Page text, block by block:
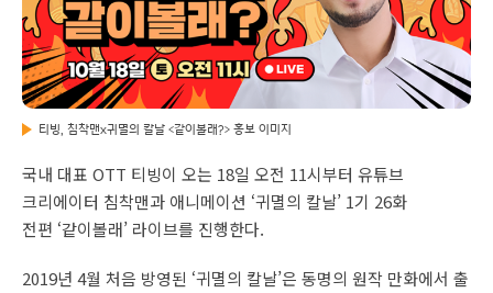
티빙, 침착맨x귀멸의 칼날 <같이볼래?> 홍보 이미지
국내 대표 OTT 티빙이 오는 18일 오전 11시부터 유튜브
크리에이터 침착맨과 애니메이션 ‘귀멸의 칼날’ 1기 26화
전편 ‘같이볼래’ 라이브를 진행한다.
2019년 4월 처음 방영된 ‘귀멸의 칼날’은 동명의 원작 만화에서 출